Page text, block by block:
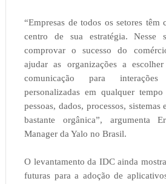
“Empresas de todos os setores
centro de sua estratégia. Nesse
comprovar o sucesso do
ajudar as organizações a
comunicação para
personalizadas em qualquer
pessoas, dados, processos,
bastante orgânica”, argumenta
Manager da Yalo no Brasil.
O levantamento da IDC ainda
futuras para a adoção de